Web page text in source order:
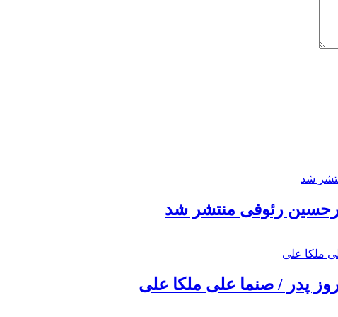
رئوفی منتشر شد
پدر / صنما علی ملکا علی